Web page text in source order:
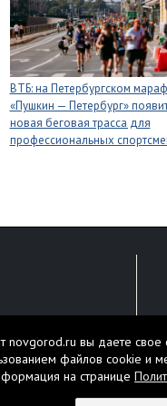
ВТБ: на Петербургском
«Пушкин — Петербург»
новая беговая трасса для
профессиональных
novgorod.ru вы даете
файлов cookie и
на странице